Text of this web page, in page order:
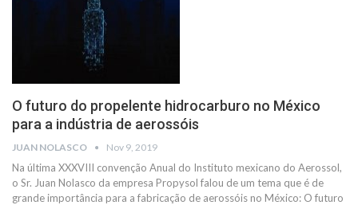
O futuro do propelente hidrocarburo no México
para a indústria de aerossóis
JUAN NOLASCO Nov 9, 2019
Na última XXXVIII convenção Anual do Instituto mexicano do Aerossol,
o Sr. Juan Nolasco da empresa Propysol falou de um tema que é de
grande importância para a fabricação de aerossóis no México: O futuro